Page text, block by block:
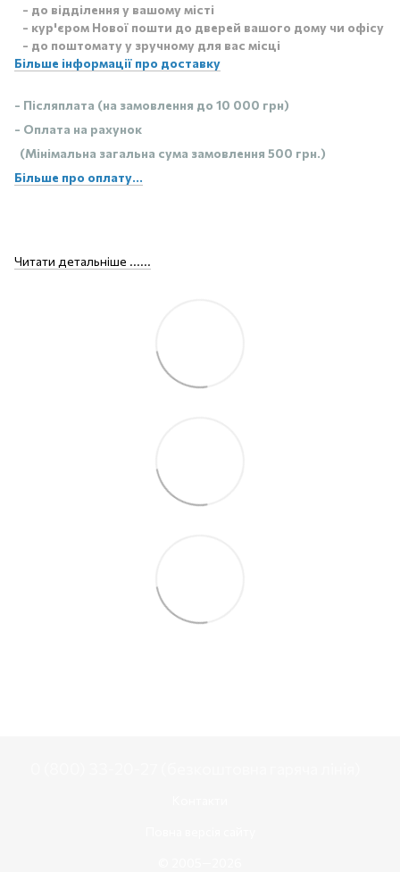
- до відділення у вашому місті
- кур'єром Нової пошти до дверей вашого дому чи офісу
- до поштомату у зручному для вас місці
Більше інформації про доставку
- Післяплата (на замовлення до 10 000 грн)
- Оплата на рахунок
(Мінімальна загальна сума замовлення 500 грн.)
Більше про оплату...
Читати детальніше ......